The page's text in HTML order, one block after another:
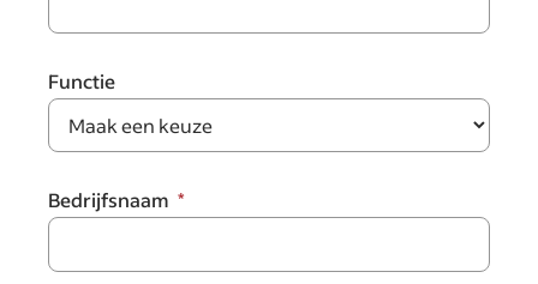
Functie
Bedrijfsnaam